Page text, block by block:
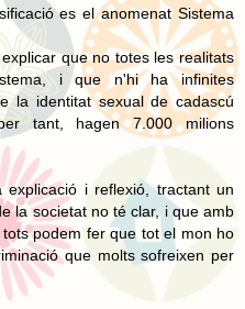
es el anomenat Sistema
que no totes les realitats
i que n'hi ha infinites
la identitat sexual de cadascú
tant, hagen 7.000 milions
i reflexió, tractant un
la societat no té clar, i que amb
podem fer que tot el mon ho
que molts sofreixen per